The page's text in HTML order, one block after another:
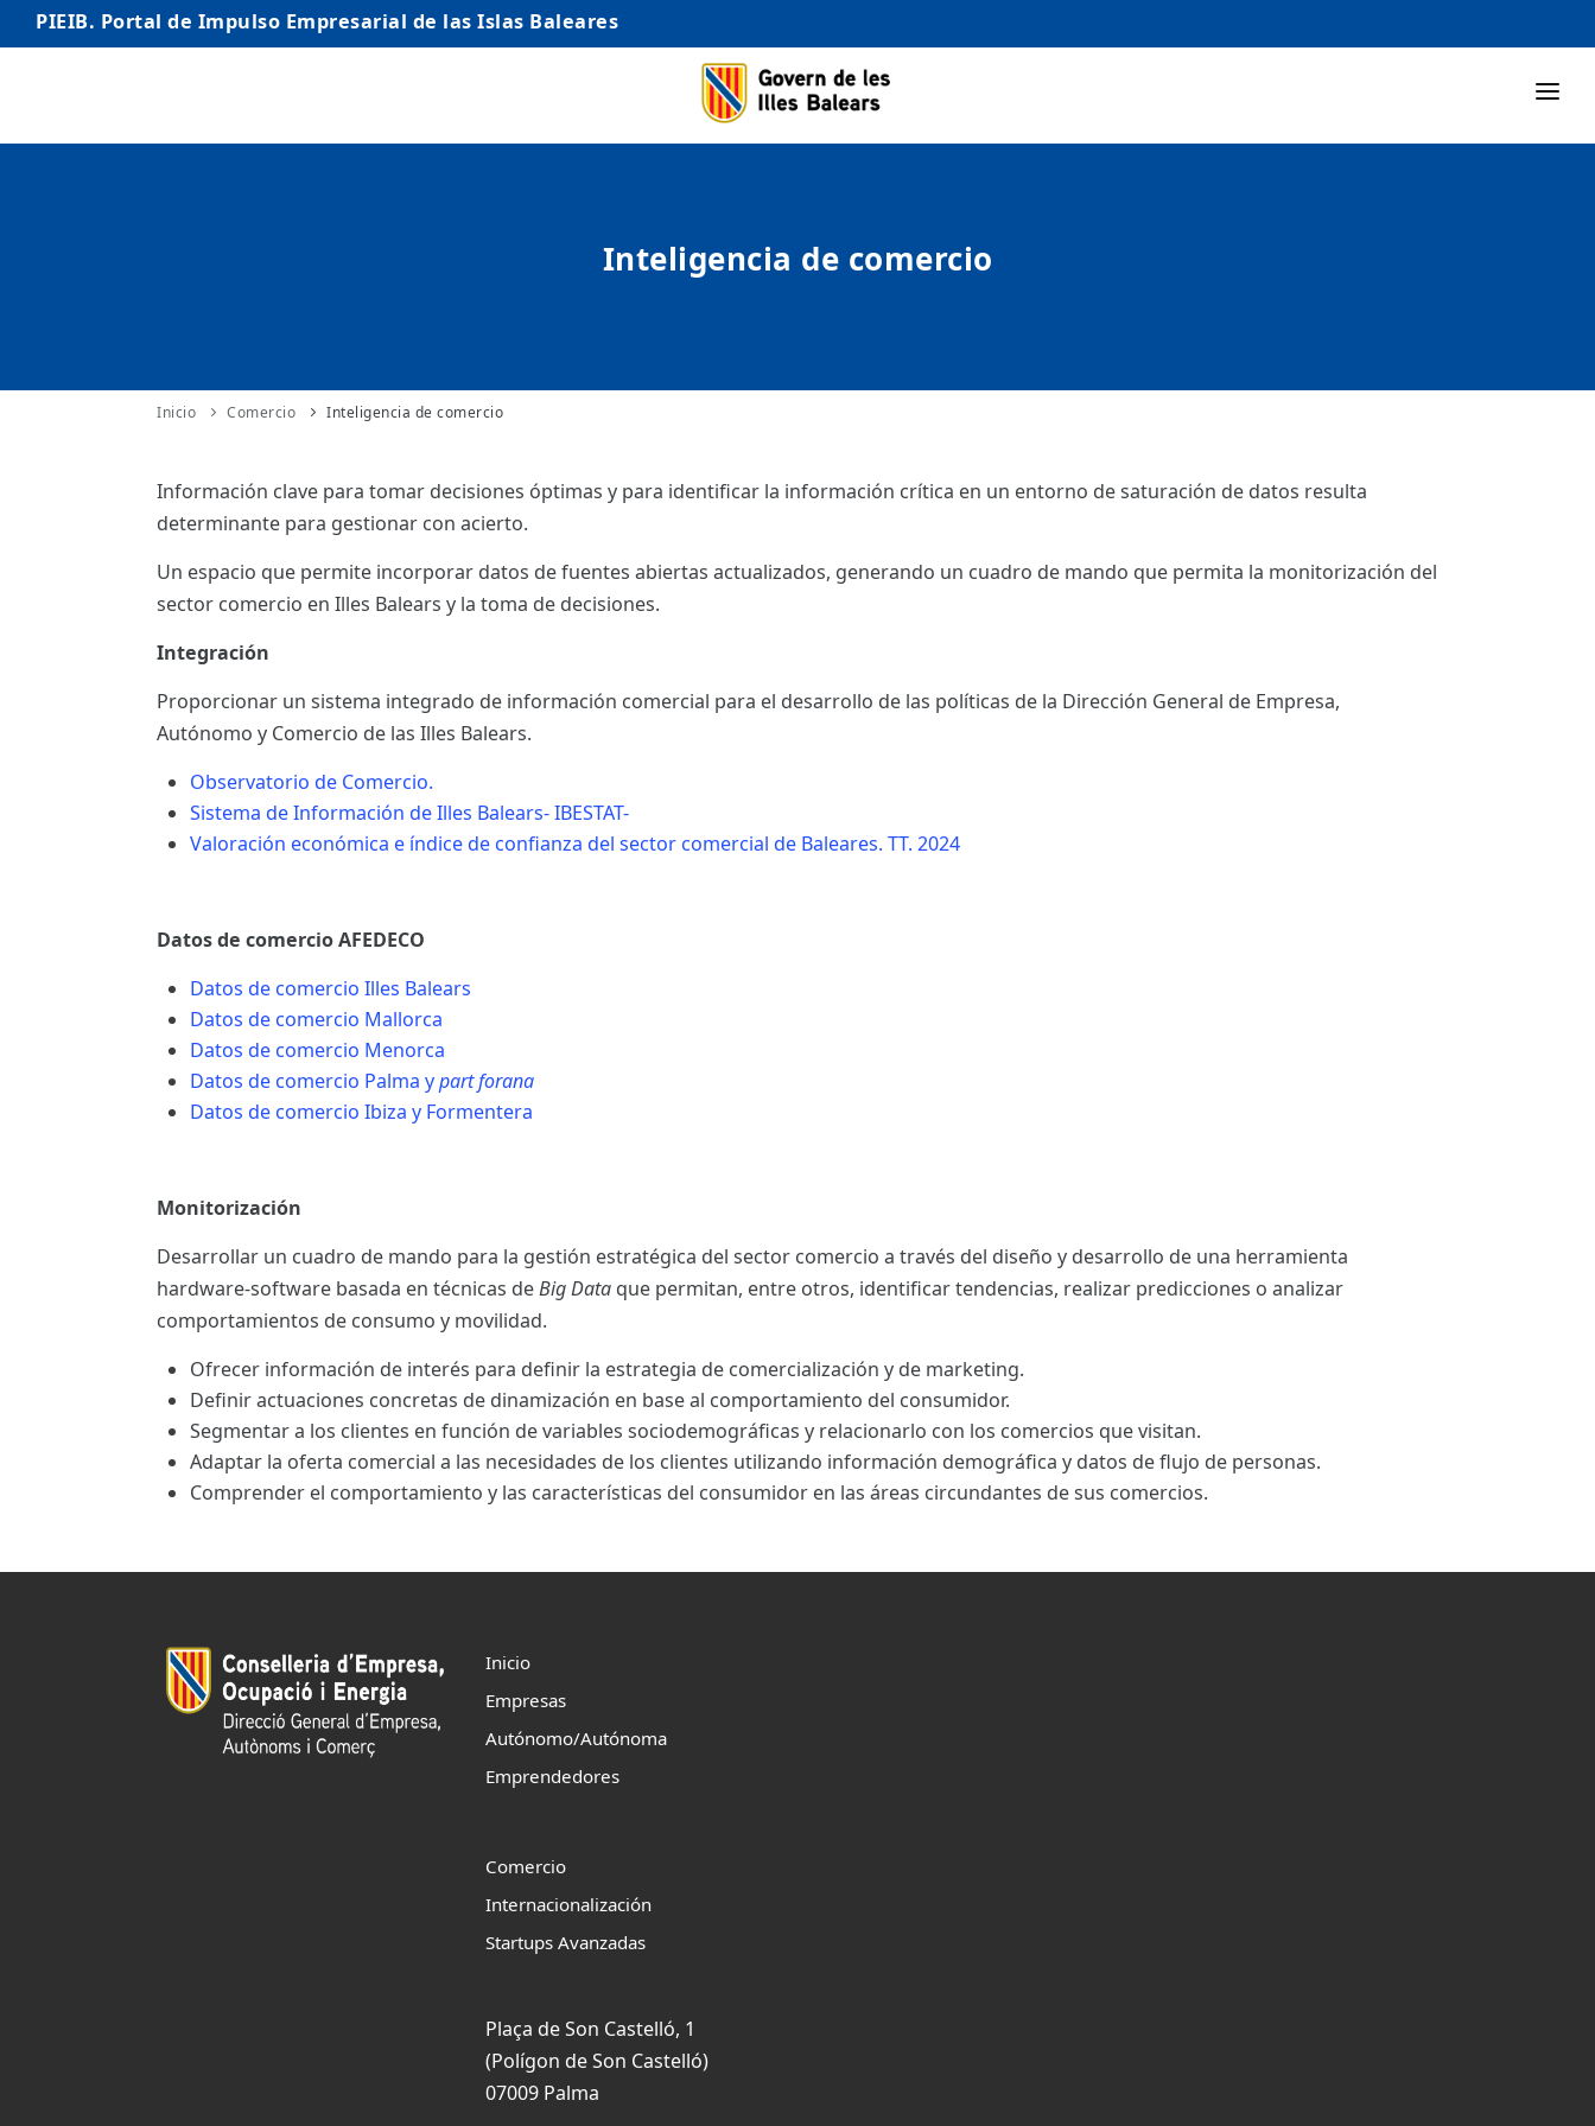
PIEIB. Portal de Impulso Empresarial de las Islas Baleares
INICIO
INTERNACIONALIZACIÓN
Inteligencia de comercio
Inicio Comercio Inteligencia de comercio
Información clave para tomar decisiones óptimas y para identificar la información crítica en un entorno de saturación de datos resulta
determinante para gestionar con acierto.
Un espacio que permite incorporar datos de fuentes abiertas actualizados, generando un cuadro de mando que permita la monitorización del
sector comercio en Illes Balears y la toma de decisiones.
Integración
Proporcionar un sistema integrado de información comercial para el desarrollo de las políticas de la Dirección General de Empresa,
Autónomo y Comercio de las Illes Balears.
Observatorio de Comercio.
Sistema de Información de Illes Balears- IBESTAT-
Valoración económica e índice de confianza del sector comercial de Baleares. TT. 2024
Datos de comercio AFEDECO
Datos de comercio Illes Balears
Datos de comercio Mallorca
Datos de comercio Menorca
Datos de comercio Palma ypart forana
Datos de comercio Ibiza y Formentera
Monitorización
Desarrollar un cuadro de mando para la gestión estratégica del sector comercio a través del diseño y desarrollo de una herramienta
hardware-software basada en técnicas deBig Data que permitan, entre otros, identificar tendencias, realizar predicciones o analizar
comportamientos de consumo y movilidad.
Ofrecer información de interés para definir la estrategia de comercialización y de marketing.
Definir actuaciones concretas de dinamización en base al comportamiento del consumidor.
Segmentar a los clientes en función de variables sociodemográficas y relacionarlo con los comercios que visitan.
Adaptar la oferta comercial a las necesidades de los clientes utilizando información demográfica y datos de flujo de personas.
Comprender el comportamiento y las características del consumidor en las áreas circundantes de sus comercios.
Inicio
Empresas
Autónomo/Autónoma
Emprendedores
Comercio
Internacionalización
Startups Avanzadas
Plaça de Son Castelló, 1
(Polígon de Son Castelló)
07009 Palma